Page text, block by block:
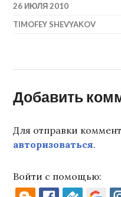
26 ИЮЛЯ 2010
TIMOFEY SHEVYAKOV
Добавить
Для отправки
авторизоваться.
Войти с помощью: